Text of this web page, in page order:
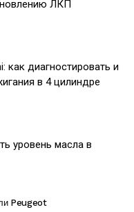
ЛКП
как диагностировать и
в 4 цилиндре
уровень масла в
Peugeot